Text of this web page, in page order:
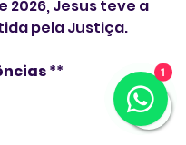
2026, Jesus teve a
pela Justiça.
** 1